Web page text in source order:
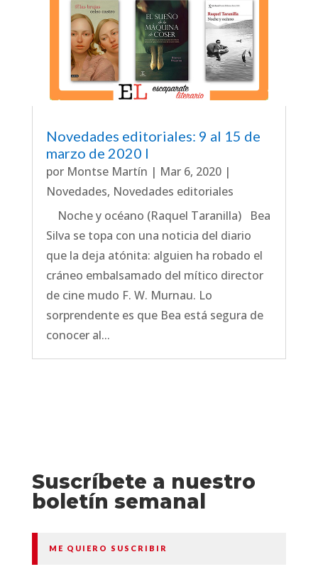
Novedades editoriales: 9 al 15 de
marzo de 2020 I
por Montse Martín | Mar 6, 2020|
Novedades, Novedades editoriales
Noche y océano (Raquel Taranilla) Bea
Silva se topa con una noticia del diario
que la deja atónita: alguien ha robado el
cráneo embalsamado del mítico director
de cine mudo F. W. Murnau. Lo
sorprendente es que Bea está segura de
conocer al...
Suscríbete a nuestro
boletín semanal
ME QUIERO SUSCRIBIR